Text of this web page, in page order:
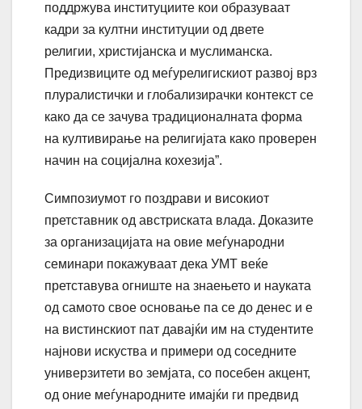
поддржува институциите кои образуваат
кадри за култни институции од двете
религии, христијанска и муслиманска.
Предизвиците од меѓурелигискиот развој врз
плуралистички и глобализирачки контекст се
како да се зачува традиционалната форма
на култивирање на религијата како проверен
начин на социјална кохезија”.
Симпозиумот го поздрави и високиот
претставник од австриската влада. Доказите
за организацијата на овие меѓународни
семинари покажуваат дека УМТ веќе
претставува огниште на знаењето и науката
од самото свое основање па се до денес и е
на вистинскиот пат давајќи им на студентите
најнови искуства и примери од соседните
универзитети во земјата, со посебен акцент,
од оние меѓународните имајќи ги предвид